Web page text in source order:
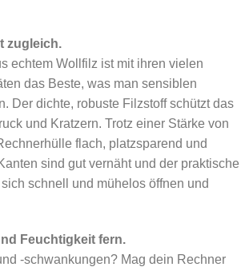
zugleich.
echtem Wollfilz ist mit ihren vielen
das Beste, was man sensiblen
Der dichte, robuste Filzstoff schützt das
und Kratzern. Trotz einer Stärke von
flach, platzsparend und
sind gut vernäht und der praktische
schnell und mühelos öffnen und
Feuchtigkeit fern.
-schwankungen? Mag dein Rechner